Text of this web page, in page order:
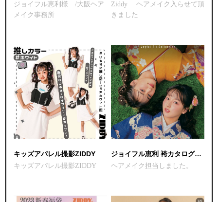
ジョイフル恵利様 /大阪ヘア
メイク事務所
Ziddy ヘアメイク入らせて頂
きました
キッズアパレル撮影ZIDDY
キッズアパレル撮影ZIDDY
ジョイフル恵利 袴カタログ2023
ヘアメイク担当しました。